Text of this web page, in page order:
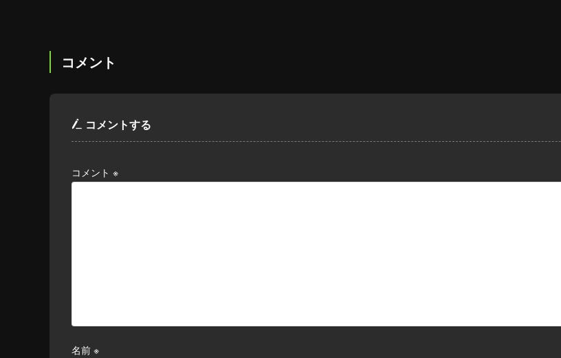
コメント
コメントする
コメント ※
名前※